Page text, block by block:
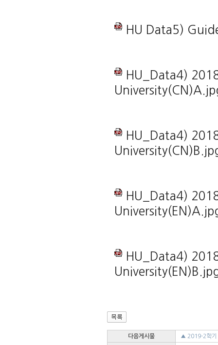
HU Data5)
HU_Data4)
HU_Data4)
HU_Data4)
HU_Data4)
다음게시물 ▲ 2019-2학기